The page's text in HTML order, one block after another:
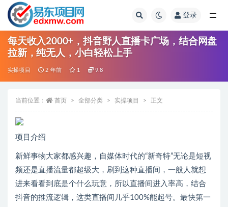
登录
每天收入2000+，抖音野人直播卡广场，结合网盘
拉新，纯无人，小白轻松上手
实操项目 2 年前 1 9.8
当前位置： 首页 全部分类 实操项目 正文
项目介绍
新鲜事物大家都感兴趣，自媒体时代的“新奇特”无论是短视
频还是直播流量都超级大，刷到这种直播间，一般人就想
进来看看到底是个什么玩意，所以直播间进入率高，结合
抖音的推流逻辑，这类直播间几乎100%能起号。最快第一